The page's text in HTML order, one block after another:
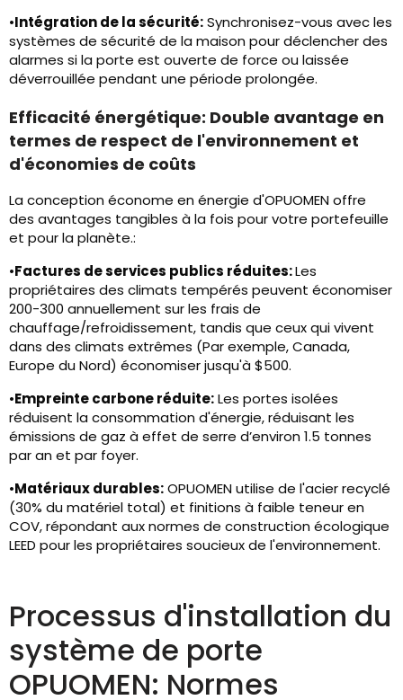
•Intégration de la sécurité:Synchronisez-vous avec les
systèmes de sécurité de la maison pour déclencher des
alarmes si la porte est ouverte de force ou laissée
déverrouillée pendant une période prolongée.
Efficacité énergétique: Double avantage en
termes de respect de l'environnement et
d'économies de coûts
La conception économe en énergie d'OPUOMEN offre
des avantages tangibles à la fois pour votre portefeuille
et pour la planète.:
•Factures de services publics réduites:Les
propriétaires des climats tempérés peuvent économiser
200-300 annuellement sur les frais de
chauffage/refroidissement, tandis que ceux qui vivent
dans des climats extrêmes (Par exemple, Canada,
Europe du Nord) économiser jusqu'à $500.
•Empreinte carbone réduite:Les portes isolées
réduisent la consommation d'énergie, réduisant les
émissions de gaz à effet de serre d’environ 1.5 tonnes
par an et par foyer.
•Matériaux durables:OPUOMEN utilise de l'acier recyclé
(30% du matériel total) et finitions à faible teneur en
COV, répondant aux normes de construction écologique
LEED pour les propriétaires soucieux de l'environnement.
Processus d'installation du
système de porte
OPUOMEN: Normes